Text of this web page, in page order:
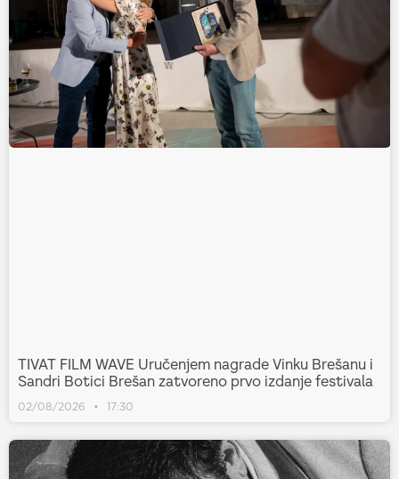
TIVAT FILM WAVE Uručenjem nagrade Vinku Brešanu i
Sandri Botici Brešan zatvoreno prvo izdanje festivala
02/08/2026 17:30